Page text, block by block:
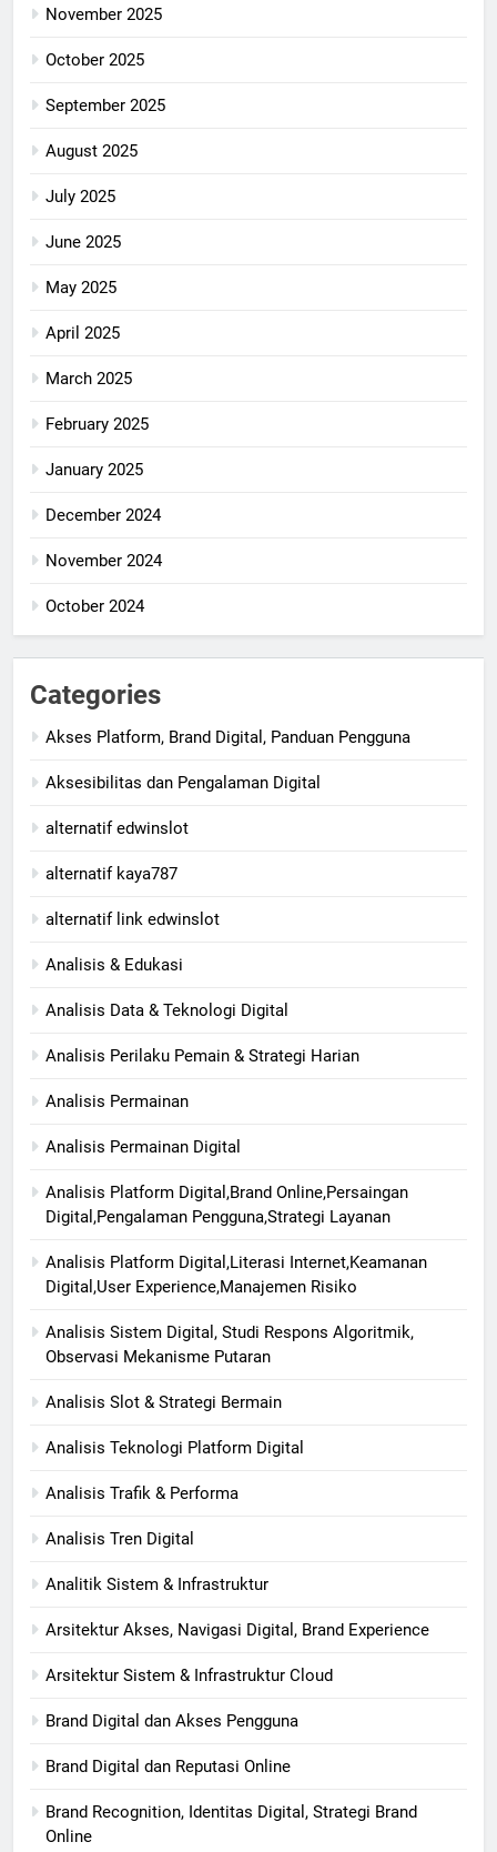
November 2025
October 2025
September 2025
August 2025
July 2025
June 2025
May 2025
April 2025
March 2025
February 2025
January 2025
December 2024
November 2024
October 2024
Categories
Akses Platform, Brand Digital, Panduan Pengguna
Aksesibilitas dan Pengalaman Digital
alternatif edwinslot
alternatif kaya787
alternatif link edwinslot
Analisis & Edukasi
Analisis Data & Teknologi Digital
Analisis Perilaku Pemain & Strategi Harian
Analisis Permainan
Analisis Permainan Digital
Analisis Platform Digital,Brand Online,Persaingan
Digital,Pengalaman Pengguna,Strategi Layanan
Analisis Platform Digital,Literasi Internet,Keamanan
Digital,User Experience,Manajemen Risiko
Analisis Sistem Digital, Studi Respons Algoritmik,
Observasi Mekanisme Putaran
Analisis Slot & Strategi Bermain
Analisis Teknologi Platform Digital
Analisis Trafik & Performa
Analisis Tren Digital
Analitik Sistem & Infrastruktur
Arsitektur Akses, Navigasi Digital, Brand Experience
Arsitektur Sistem & Infrastruktur Cloud
Brand Digital dan Akses Pengguna
Brand Digital dan Reputasi Online
Brand Recognition, Identitas Digital, Strategi Brand
Online